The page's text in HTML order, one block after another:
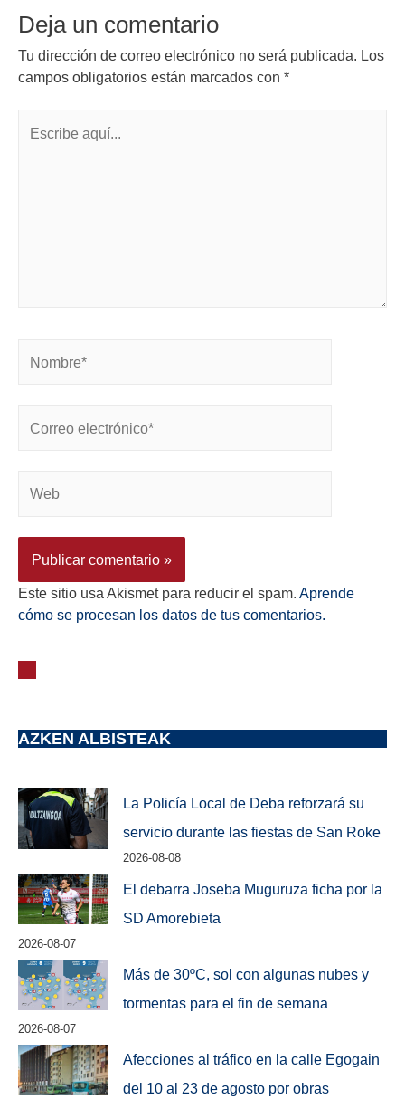
Deja un comentario
Tu dirección de correo electrónico no será publicada. Los
campos obligatorios están marcados con *
Este sitio usa Akismet para reducir el spam. Aprende
cómo se procesan los datos de tus comentarios.
AZKEN ALBISTEAK
La Policía Local de Deba reforzará su
servicio durante las fiestas de San Roke
2026-08-08
El debarra Joseba Muguruza ficha por la
SD Amorebieta
2026-08-07
Más de 30ºC, sol con algunas nubes y
tormentas para el fin de semana
2026-08-07
Afecciones al tráfico en la calle Egogain
del 10 al 23 de agosto por obras